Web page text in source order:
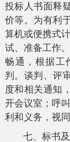
投标人书面释
价等。为有利
算机或便携式
试、准备工作
畅通，根据工
判。谈判、评
度和相关通知
开会议室；呼叫
利和义务，视
七、标书